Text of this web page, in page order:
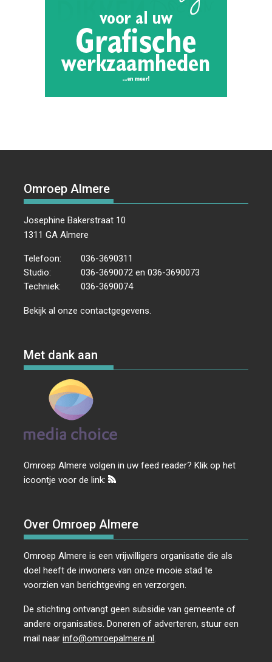
Omroep Almere
Josephine Bakerstraat 10
1311 GA Almere
Telefoon:
036-3690311
Studio:
036-3690072 en 036-3690073
Techniek:
036-3690074
Bekijk al onzecontactgegevens
Met dank aan
Omroep Almere volgen in uw feed reader? Klik op het
icoontje voor de link:
Over Omroep Almere
Omroep Almere is een vrijwilligers organisatie die als
doel heeft de inwoners van onze mooie stad te
voorzien van berichtgeving en verzorgen.
De stichting ontvangt geen subsidie van gemeente of
andere organisaties. Doneren of adverteren, stuur een
mail naarinfo@omroepalmere.nl.